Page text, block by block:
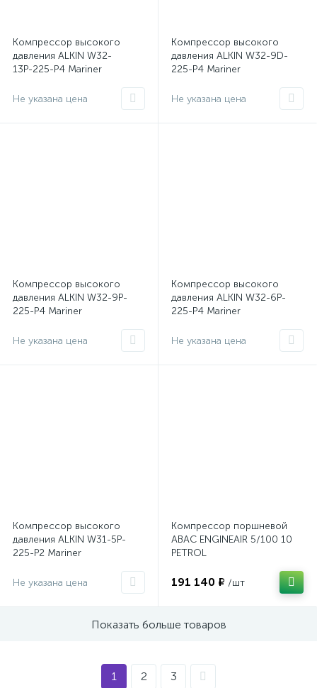
Компрессор высокого
давления ALKIN W32-
13Р-225-Р4 Mariner
Не указана цена
Компрессор высокого
давления ALKIN W32-9D-
225-P4 Mariner
Не указана цена
Компрессор высокого
давления ALKIN W32-9P-
225-P4 Mariner
Не указана цена
Компрессор высокого
давления ALKIN W32-6P-
225-P4 Mariner
Не указана цена
Компрессор высокого
давления ALKIN W31-5P-
225-P2 Mariner
Не указана цена
Компрессор поршневой
ABAC ENGINEAIR 5/100 10
PETROL
191 140 ₽ /шт
Показать больше товаров
1 2 3